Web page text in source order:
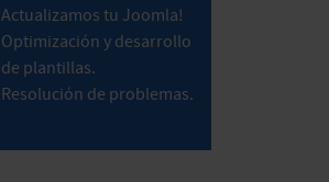
Actualizamos tu Joomla!
Optimización y desarrollo
de plantillas.
Resolución de problemas.